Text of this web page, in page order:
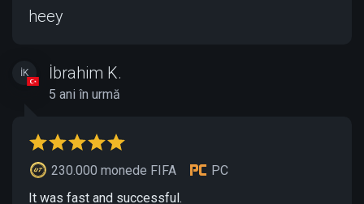
heey
İK İbrahim K.
5 ani în urmă
230.000 monede FIFA
PC
It was fast and successful.